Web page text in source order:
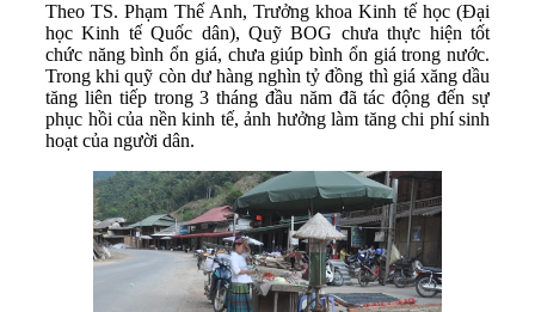
Theo TS. Phạm Thế Anh, Trưởng khoa Kinh tế học (Đại
học Kinh tế Quốc dân), Quỹ BOG chưa thực hiện tốt
chức năng bình ổn giá, chưa giúp bình ổn giá trong nước.
Trong khi quỹ còn dư hàng nghìn tỷ đồng thì giá xăng dầu
tăng liên tiếp trong 3 tháng đầu năm đã tác động đến sự
phục hồi của nền kinh tế, ảnh hưởng làm tăng chi phí sinh
hoạt của người dân.